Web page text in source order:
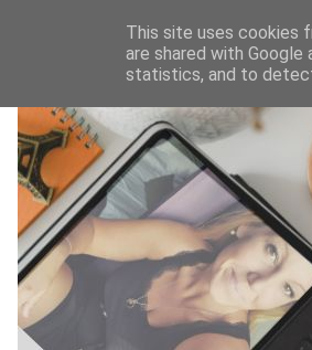
This site uses cookies
are shared with
statistics, and to